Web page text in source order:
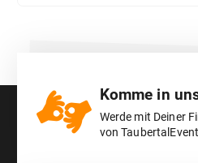
Komme in
Werde mit Deiner
von